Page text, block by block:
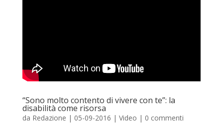
“Sono molto contento di vivere con te”: la
disabilità come risorsa
da Redazione | 05-09-2016 | Video | 0 commenti